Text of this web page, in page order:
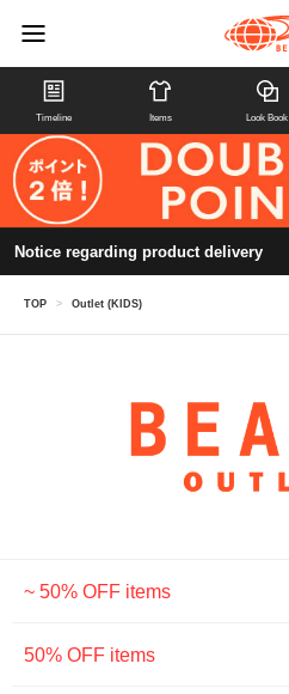
Timeline Items Look Book
Notice regarding product delivery
TOP > Outlet (KIDS)
~ 50% OFF items
50% OFF items